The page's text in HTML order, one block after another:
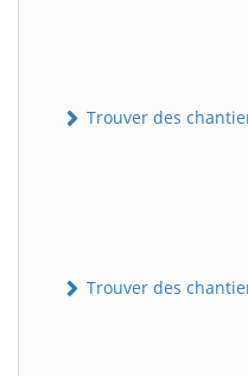
Trouver des
Trouver des